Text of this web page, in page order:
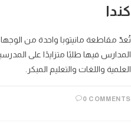
مانيتوبا واحدة من الوجهات
فيها طلبًا متزايدًا على
واللغات والتعليم المبكر.
0